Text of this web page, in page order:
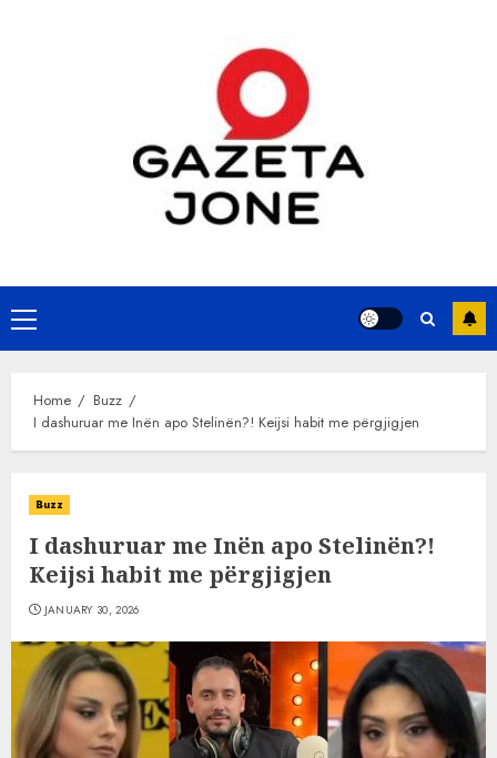
Primary
Menu
Home
Buzz
I dashuruar me Inën apo Stelinën?! Keijsi habit me përgjigjen
Buzz
I dashuruar me Inën apo Stelinën?!
Keijsi habit me përgjigjen
JANUARY 30, 2026